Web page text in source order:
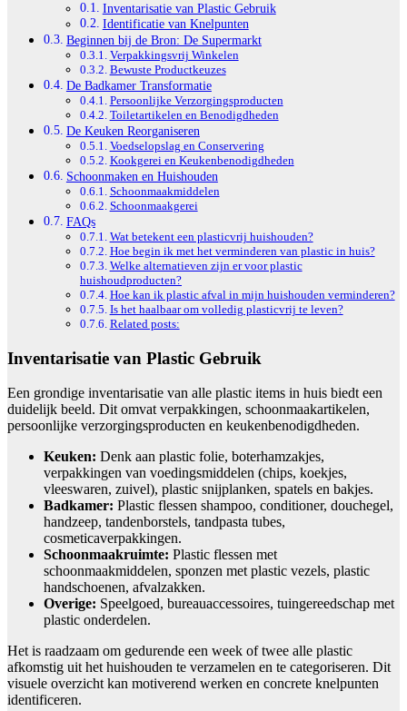
Inventarisatie van Plastic Gebruik
Identificatie van Knelpunten
Beginnen bij de Bron: De Supermarkt
Verpakkingsvrij Winkelen
Bewuste Productkeuzes
De Badkamer Transformatie
Persoonlijke Verzorgingsproducten
Toiletartikelen en Benodigdheden
De Keuken Reorganiseren
Voedselopslag en Conservering
Kookgerei en Keukenbenodigdheden
Schoonmaken en Huishouden
Schoonmaakmiddelen
Schoonmaakgerei
FAQs
Wat betekent een plasticvrij huishouden?
Hoe begin ik met het verminderen van plastic in huis?
Welke alternatieven zijn er voor plastic
huishoudproducten?
Hoe kan ik plastic afval in mijn huishouden verminderen?
Is het haalbaar om volledig plasticvrij te leven?
Related posts:
Inventarisatie van Plastic Gebruik
Een grondige inventarisatie van alle plastic items in huis biedt een
duidelijk beeld. Dit omvat verpakkingen, schoonmaakartikelen,
persoonlijke verzorgingsproducten en keukenbenodigdheden.
Keuken: Denk aan plastic folie, boterhamzakjes,
verpakkingen van voedingsmiddelen (chips, koekjes,
vleeswaren, zuivel), plastic snijplanken, spatels en bakjes.
Badkamer: Plastic flessen shampoo, conditioner, douchegel,
handzeep, tandenborstels, tandpasta tubes,
cosmeticaverpakkingen.
Schoonmaakruimte: Plastic flessen met
schoonmaakmiddelen, sponzen met plastic vezels, plastic
handschoenen, afvalzakken.
Overige: Speelgoed, bureauaccessoires, tuingereedschap met
plastic onderdelen.
Het is raadzaam om gedurende een week of twee alle plastic
afkomstig uit het huishouden te verzamelen en te categoriseren. Dit
visuele overzicht kan motiverend werken en concrete knelpunten
identificeren.